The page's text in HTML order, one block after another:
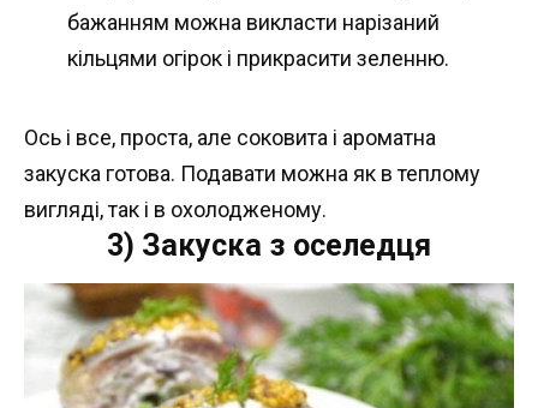
бажанням можна викласти нарізаний
кільцями огірок і прикрасити зеленню.
Ось і все, проста, але соковита і ароматна
закуска готова. Подавати можна як в теплому
вигляді, так і в охолодженому.
3) Закуска з оселедця